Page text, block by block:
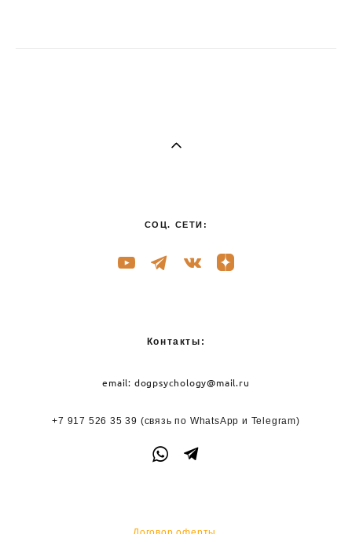
СОЦ. СЕТИ:
Контакты:
email: dogpsychology@mail.ru
+7 917 526 35 39 (связь по WhatsApp и Telegram)